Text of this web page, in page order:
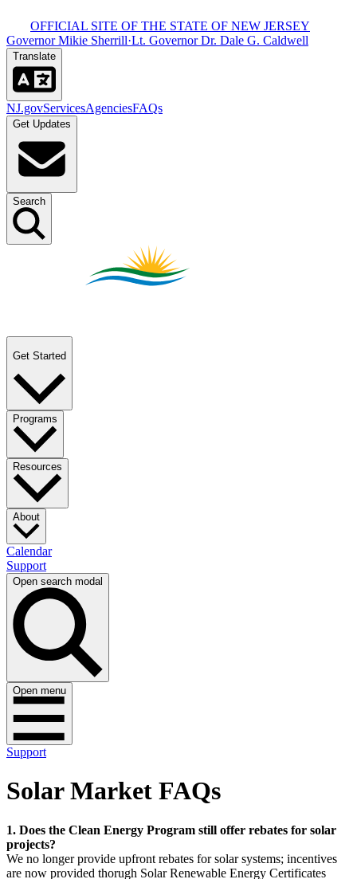
OFFICIAL SITE OF THE STATE OF NEW JERSEY​​​​‌ ‍ ​‍​‍‌‍ ‌ ​‍‌‍‍‌‌‍‌ ‌‍‍‌‌‍ ‍​‍​‍​ ‍‍​‍​‍‌ ​ ‌‍​‌‌‍ ‍‌‍‍‌‌ ‌​‌ ‍‌​‍ ‍‌‍‍‌‌‍ ​‍​‍​‍ ​​‍​‍‌‍‍​‌ ​‍‌‍‌‌‌‍‌‍​‍​‍​ ‍‍​‍​‍‌‍‍​‌ ‌​‌ ‌​‌ ​​​ ‍‍​‍ ​‍ ‌‍ ​‌‍ ‌‍​ ‌‍​‌‌‍ ​‌‍‍​‌‍ ‌ ​ ‌ ‌​​ ‍‍​ ​ ​ ​ ​ ​ ​ ​ ​‍ ‌‍‍‌‌‍ ‍‌ ‌​‌‍‌‌‌‍ ‍‌ ‌​​‍ ‌‍‌‌‌‍‌​‌‍‍‌‌ ‌​​‍ ‌‍ ‌‌‍ ‌‍‌​‌‍‌‌​ ‌‌ ​​‌ ​‍‌‍‌‌‌ ​ ‌‍‌‌‌‍ ‍‌ ‌​‌‍​‌‌ ‌​‌‍‍‌‌‍ ‌‍ ‍​ ‍ ‌‍‍‌‌‍‌​​ ‌‌‍ ‍‌‍‍‍‌​‌ ‌‍ ‌ ‌‍‌​ ​‌‍​‌‌ ‍‌‌‍ ‌ ‌‌‌ ‌​​ ‍ ‌ ‌​‌ ‍‌‌ ​​‌‍‌‌​ ‌‌‍ ‍‌‍‍‍‌‍ ​‌‍​‌‌ ‍‌‌‍ ‌ ‌‌‌ ‌​​ ‍ ‌ ​​‌‍​‌‌ ‌​‌‍‍​​ ‌‌‍‍​‌‍‌‌‌‍​‌‌‍‌​‌‍‌‌‌ ​‍​‍ ‍‌ ​ ‌‍‌‌‌‍​‌‌‍ ​​‍ ‍‌ ‌​‌‍‌‌‌ ‍​‌ ‌​​ ‌‍​‍‌‍​‌‌ ​ ‌‍‌‌‌‌‌‌‌ ​‍‌‍ ​​ ‌‌‍‍​‌ ‌​‌ ‌​‌ ​​​‍‌‌​ ​ ‌​​‌​‍‌‌​ ​‍‌​‌‍​‍‌‌​ ​‍‌​‌‍‌‍ ​‌‍ ‌‍​ ‌‍​‌‌‍ ​‌‍‍​‌‍ ‌ ​ ‌ ‌​​‍‌‌​ ​ ‌​​‌​ ​ ​ ​ ​ ​ ​ ​ ​‍‌‍‌‍‍‌‌‍‌​​ ‌‌‍ ‍‌‍‍‍‌​‌ ‌‍ ‌ ‌‍‌​ ​‌‍​‌‌ ‍‌‌‍ ‌ ‌‌‌ ‌​​‍‌‍‌ ‌​‌ ‍‌‌ ​​‌‍‌‌​ ‌‌‍ ‍‌‍‍‍‌‍ ​‌‍​‌‌ ‍‌‌‍ ‌ ‌‌‌ ‌​​‍‌‍‌ ​​‌‍​‌‌ ‌​‌‍‍​​ ‌‌‍‍​‌‍‌‌‌‍​‌‌‍‌​‌‍‌‌‌ ​‍​‍ ‍‌ ​ ‌‍‌‌‌‍​‌‌‍ ​​‍ ‍‌ ‌​‌‍‌‌‌ ‍​‌ ‌​​‍‌‍‌ ​​‌‍‌‌‌ ​‍‌ ​ ‌ ​​‌‍‌‌‌‍​ ‌ ‌​‌‍‍‌‌ ‌‍‌‍‌‌​ ‌‌ ​​‌ ‌‌‌‍​‍‌‍ ​‌‍‍‌‌ ​ ‌‍‍​‌‍‌‌‌‍‌​​‍​‍‌ ‌
Governor Mikie Sherrill​​​​‌ ‍ ​‍​‍‌‍ ‌ ​‍‌‍‍‌‌‍‌ ‌‍‍‌‌‍ ‍​‍​‍​ ‍‍​‍​‍‌ ​ ‌‍​‌‌‍ ‍‌‍‍‌‌ ‌​‌ ‍‌​‍ ‍‌‍‍‌‌‍ ​‍​‍​‍ ​​‍​‍‌‍‍​‌ ​‍‌‍‌‌‌‍‌‍​‍​‍​ ‍‍​‍​‍‌‍‍​‌ ‌​‌ ‌​‌ ​​​ ‍‍​‍ ​‍ ‌‍ ​‌‍ ‌‍​ ‌‍​‌‌‍ ​‌‍‍​‌‍ ‌ ​ ‌ ‌​​ ‍‍​ ​ ​ ​ ​ ​ ​ ​ ​‍ ‌‍‍‌‌‍ ‍‌ ‌​‌‍‌‌‌‍ ‍‌ ‌​​‍ ‌‍‌‌‌‍‌​‌‍‍‌‌ ‌​​‍ ‌‍ ‌‌‍ ‌‍‌​‌‍‌‌​ ‌‌ ​​‌ ​‍‌‍‌‌‌ ​ ‌‍‌‌‌‍ ‍‌ ‌​‌‍​‌‌ ‌​‌‍‍‌‌‍ ‌‍ ‍​ ‍ ‌‍‍‌‌‍‌​​ ‌‌‍ ‍‌‍‍‍‌​‌ ‌‍ ‌ ‌‍‌​ ​‌‍​‌‌ ‍‌‌‍ ‌ ‌‌‌ ‌​​ ‍ ‌ ‌​‌ ‍‌‌ ​​‌‍‌‌​ ‌‌‍ ‍‌‍‍‍‌‍ ​‌‍​‌‌ ‍‌‌‍ ‌ ‌‌‌ ‌​​ ‍ ‌ ​​‌‍​‌‌ ‌​‌‍‍​​ ‌‌‍‍​‌‍‌‌‌‍​‌‌‍‌​‌‍‌‌‌ ​‍​‍ ‍‌‍ ​‌‍‌‌‌‍​‌‌‍‌​‌‍‌‌‌ ​‍‌ ​ ​‍ ‍‌‍‌ ‌‍ ‌ ‌‍‌‍‌‌‌ ​‍‌‍ ‍‌‍ ‌ ​‍​ ‌‍​‍‌‍​‌‌ ​ ‌‍‌‌‌‌‌‌‌ ​‍‌‍ ​​ ‌‌‍‍​‌ ‌​‌ ‌​‌ ​​​‍‌‌​ ​ ‌​​‌​‍‌‌​ ​‍‌​‌‍​‍‌‌​ ​‍‌​‌‍‌‍ ​‌‍ ‌‍​ ‌‍​‌‌‍ ​‌‍‍​‌‍ ‌ ​ ‌ ‌​​‍‌‌​ ​ ‌​​‌​ ​ ​ ​ ​ ​ ​ ​ ​‍‌‍‌‍‍‌‌‍‌​​ ‌‌‍ ‍‌‍‍‍‌​‌ ‌‍ ‌ ‌‍‌​ ​‌‍​‌‌ ‍‌‌‍ ‌ ‌‌‌ ‌​​‍‌‍‌ ‌​‌ ‍‌‌ ​​‌‍‌‌​ ‌‌‍ ‍‌‍‍‍‌‍ ​‌‍​‌‌ ‍‌‌‍ ‌ ‌‌‌ ‌​​‍‌‍‌ ​​‌‍​‌‌ ‌​‌‍‍​​ ‌‌‍‍​‌‍‌‌‌‍​‌‌‍‌​‌‍‌‌‌ ​‍​‍ ‍‌‍ ​‌‍‌‌‌‍​‌‌‍‌​‌‍‌‌‌ ​‍‌ ​ ​‍ ‍‌‍‌ ‌‍ ‌ ‌‍‌‍‌‌‌ ​‍‌‍ ‍‌‍ ‌ ​‍​‍‌‍‌ ​​‌‍‌‌‌ ​‍‌ ​ ‌ ​​‌‍‌‌‌‍​ ‌ ‌​‌‍‍‌‌ ‌‍‌‍‌‌​ ‌‌ ​​‌ ‌‌‌‍​‍‌‍ ​‌‍‍‌‌ ​ ‌‍‍​‌‍‌‌‌‍‌​​‍​‍‌ ‌·Lt. Governor Dr. Dale G. Caldwell​​​​‌ ‍ ​‍​‍‌‍ ‌ ​‍‌‍‍‌‌‍‌ ‌‍‍‌‌‍ ‍​‍​‍​ ‍‍​‍​‍‌ ​ ‌‍​‌‌‍ ‍‌‍‍‌‌ ‌​‌ ‍‌​‍ ‍‌‍‍‌‌‍ ​‍​‍​‍ ​​‍​‍‌‍‍​‌ ​‍‌‍‌‌‌‍‌‍​‍​‍​ ‍‍​‍​‍‌‍‍​‌ ‌​‌ ‌​‌ ​​​ ‍‍​‍ ​‍ ‌‍ ​‌‍ ‌‍​ ‌‍​‌‌‍ ​‌‍‍​‌‍ ‌ ​ ‌ ‌​​ ‍‍​ ​ ​ ​ ​ ​ ​ ​ ​‍ ‌‍‍‌‌‍ ‍‌ ‌​‌‍‌‌‌‍ ‍‌ ‌​​‍ ‌‍‌‌‌‍‌​‌‍‍‌‌ ‌​​‍ ‌‍ ‌‌‍ ‌‍‌​‌‍‌‌​ ‌‌ ​​‌ ​‍‌‍‌‌‌ ​ ‌‍‌‌‌‍ ‍‌ ‌​‌‍​‌‌ ‌​‌‍‍‌‌‍ ‌‍ ‍​ ‍ ‌‍‍‌‌‍‌​​ ‌‌‍ ‍‌‍‍‍‌​‌ ‌‍ ‌ ‌‍‌​ ​‌‍​‌‌ ‍‌‌‍ ‌ ‌‌‌ ‌​​ ‍ ‌ ‌​‌ ‍‌‌ ​​‌‍‌‌​ ‌‌‍ ‍‌‍‍‍‌‍ ​‌‍​‌‌ ‍‌‌‍ ‌ ‌‌‌ ‌​​ ‍ ‌ ​​‌‍​‌‌ ‌​‌‍‍​​ ‌‌‍‍​‌‍‌‌‌‍​‌‌‍‌​‌‍‌‌‌ ​‍​‍ ‍‌‍ ​‌‍‌‌‌‍​‌‌‍‌​‌‍‌‌‌ ​‍‌ ​ ​‍ ‍‌‍ ​‌ ‌​‌​‌ ‌‍ ‌ ‌‍‌‍‌‌‌ ​‍‌‍ ‍‌‍ ‌ ​‍​ ‌‍​‍‌‍​‌‌ ​ ‌‍‌‌‌‌‌‌‌ ​‍‌‍ ​​ ‌‌‍‍​‌ ‌​‌ ‌​‌ ​​​‍‌‌​ ​ ‌​​‌​‍‌‌​ ​‍‌​‌‍​‍‌‌​ ​‍‌​‌‍‌‍ ​‌‍ ‌‍​ ‌‍​‌‌‍ ​‌‍‍​‌‍ ‌ ​ ‌ ‌​​‍‌‌​ ​ ‌​​‌​ ​ ​ ​ ​ ​ ​ ​ ​‍‌‍‌‍‍‌‌‍‌​​ ‌‌‍ ‍‌‍‍‍‌​‌ ‌‍ ‌ ‌‍‌​ ​‌‍​‌‌ ‍‌‌‍ ‌ ‌‌‌ ‌​​‍‌‍‌ ‌​‌ ‍‌‌ ​​‌‍‌‌​ ‌‌‍ ‍‌‍‍‍‌‍ ​‌‍​‌‌ ‍‌‌‍ ‌ ‌‌‌ ‌​​‍‌‍‌ ​​‌‍​‌‌ ‌​‌‍‍​​ ‌‌‍‍​‌‍‌‌‌‍​‌‌‍‌​‌‍‌‌‌ ​‍​‍ ‍‌‍ ​‌‍‌‌‌‍​‌‌‍‌​‌‍‌‌‌ ​‍‌ ​ ​‍ ‍‌‍ ​‌ ‌​‌​‌ ‌‍ ‌ ‌‍‌‍‌‌‌ ​‍‌‍ ‍‌‍ ‌ ​‍​‍‌‍‌ ​​‌‍‌‌‌ ​‍‌ ​ ‌ ​​‌‍‌‌‌‍​ ‌ ‌​‌‍‍‌‌ ‌‍‌‍‌‌​ ‌‌ ​​‌ ‌‌‌‍​‍‌‍ ​‌‍‍‌‌ ​ ‌‍‍​‌‍‌‌‌‍‌​​‍​‍‌ ‌
Translate​​​​‌ ‍ ​‍​‍‌‍ ‌ ​‍‌‍‍‌‌‍‌ ‌‍‍‌‌‍ ‍​‍​‍​ ‍‍​‍​‍‌ ​ ‌‍​‌‌‍ ‍‌‍‍‌‌ ‌​‌ ‍‌​‍ ‍‌‍‍‌‌‍ ​‍​‍​‍ ​​‍​‍‌‍‍​‌ ​‍‌‍‌‌‌‍‌‍​‍​‍​ ‍‍​‍​‍‌‍‍​‌ ‌​‌ ‌​‌ ​​​ ‍‍​‍ ​‍ ‌‍ ​‌‍ ‌‍​ ‌‍​‌‌‍ ​‌‍‍​‌‍ ‌ ​ ‌ ‌​​ ‍‍​ ​ ​ ​ ​ ​ ​ ​ ​‍ ‌‍‍‌‌‍ ‍‌ ‌​‌‍‌‌‌‍ ‍‌ ‌​​‍ ‌‍‌‌‌‍‌​‌‍‍‌‌ ‌​​‍ ‌‍ ‌‌‍ ‌‍‌​‌‍‌‌​ ‌‌ ​​‌ ​‍‌‍‌‌‌ ​ ‌‍‌‌‌‍ ‍‌ ‌​‌‍​‌‌ ‌​‌‍‍‌‌‍ ‌‍ ‍​ ‍ ‌‍‍‌‌‍‌​​ ‌‌‍ ‍‌‍‍‍‌​‌ ‌‍ ‌ ‌‍‌​ ​‌‍​‌‌ ‍‌‌‍ ‌ ‌‌‌ ‌​​ ‍ ‌ ‌​‌ ‍‌‌ ​​‌‍‌‌​ ‌‌‍ ‍‌‍‍‍‌‍ ​‌‍​‌‌ ‍‌‌‍ ‌ ‌‌‌ ‌​​ ‍ ‌ ​​‌‍​‌‌ ‌​‌‍‍​​ ‌‌‍‍​‌‍‌‌‌‍​‌‌‍‌​‌‍‌‌‌ ​‍​‍ ‍‌ ‌​‌ ​‍‌‍​‌‌‍ ‍‌ ​ ‌‍ ​‌‍​‌‌ ‌​‌‍‍‌‌‍ ‌‍ ‍‌ ​ ​‍ ‍‌‍​‍‌ ‌​‌‍ ‍​ ‌‍​‍‌‍​‌‌ ​ ‌‍‌‌‌‌‌‌‌ ​‍‌‍ ​​ ‌‌‍‍​‌ ‌​‌ ‌​‌ ​​​‍‌‌​ ​ ‌​​‌​‍‌‌​ ​‍‌​‌‍​‍‌‌​ ​‍‌​‌‍‌‍ ​‌‍ ‌‍​ ‌‍​‌‌‍ ​‌‍‍​‌‍ ‌ ​ ‌ ‌​​‍‌‌​ ​ ‌​​‌​ ​ ​ ​ ​ ​ ​ ​ ​‍‌‍‌‍‍‌‌‍‌​​ ‌‌‍ ‍‌‍‍‍‌​‌ ‌‍ ‌ ‌‍‌​ ​‌‍​‌‌ ‍‌‌‍ ‌ ‌‌‌ ‌​​‍‌‍‌ ‌​‌ ‍‌‌ ​​‌‍‌‌​ ‌‌‍ ‍‌‍‍‍‌‍ ​‌‍​‌‌ ‍‌‌‍ ‌ ‌‌‌ ‌​​‍‌‍‌ ​​‌‍​‌‌ ‌​‌‍‍​​ ‌‌‍‍​‌‍‌‌‌‍​‌‌‍‌​‌‍‌‌‌ ​‍​‍ ‍‌ ‌​‌ ​‍‌‍​‌‌‍ ‍‌ ​ ‌‍ ​‌‍​‌‌ ‌​‌‍‍‌‌‍ ‌‍ ‍‌ ​ ​‍ ‍‌‍​‍‌ ‌​‌‍ ‍​‍‌‍‌ ​​‌‍‌‌‌ ​‍‌ ​ ‌ ​​‌‍‌‌‌‍​ ‌ ‌​‌‍‍‌‌ ‌‍‌‍‌‌​ ‌‌ ​​‌ ‌‌‌‍​‍‌‍ ​‌‍‍‌‌ ​ ‌‍‍​‌‍‌‌‌‍‌​​‍​‍‌ ‌
NJ.gov​​​​‌ ‍ ​‍​‍‌‍ ‌ ​‍‌‍‍‌‌‍‌ ‌‍‍‌‌‍ ‍​‍​‍​ ‍‍​‍​‍‌ ​ ‌‍​‌‌‍ ‍‌‍‍‌‌ ‌​‌ ‍‌​‍ ‍‌‍‍‌‌‍ ​‍​‍​‍ ​​‍​‍‌‍‍​‌ ​‍‌‍‌‌‌‍‌‍​‍​‍​ ‍‍​‍​‍‌‍‍​‌ ‌​‌ ‌​‌ ​​​ ‍‍​‍ ​‍ ‌‍ ​‌‍ ‌‍​ ‌‍​‌‌‍ ​‌‍‍​‌‍ ‌ ​ ‌ ‌​​ ‍‍​ ​ ​ ​ ​ ​ ​ ​ ​‍ ‌‍‍‌‌‍ ‍‌ ‌​‌‍‌‌‌‍ ‍‌ ‌​​‍ ‌‍‌‌‌‍‌​‌‍‍‌‌ ‌​​‍ ‌‍ ‌‌‍ ‌‍‌​‌‍‌‌​ ‌‌ ​​‌ ​‍‌‍‌‌‌ ​ ‌‍‌‌‌‍ ‍‌ ‌​‌‍​‌‌ ‌​‌‍‍‌‌‍ ‌‍ ‍​ ‍ ‌‍‍‌‌‍‌​​ ‌‌‍ ‍‌‍‍‍‌​‌ ‌‍ ‌ ‌‍‌​ ​‌‍​‌‌ ‍‌‌‍ ‌ ‌‌‌ ‌​​ ‍ ‌ ‌​‌ ‍‌‌ ​​‌‍‌‌​ ‌‌‍ ‍‌‍‍‍‌‍ ​‌‍​‌‌ ‍‌‌‍ ‌ ‌‌‌ ‌​​ ‍ ‌ ​​‌‍​‌‌ ‌​‌‍‍​​ ‌‌‍‍​‌‍‌‌‌‍​‌‌‍‌​‌‍‌‌‌ ​‍​‍ ‍‌‍ ​‌‍‍‌‌‍ ‍‌‍‍ ‌ ​ ​‍‌‌​ ‌‌‌​​‍‌‌ ‌‍‍ ‌‍‌‌‌ ‍‌​‍‌‌​ ​ ‌​‌​​‍‌‌​ ​ ‌​‌​​‍‌‌​ ​‍​ ​‍​ ​‍‌‍‌‍‌‍​ ‌‍​ ​ ​ ‌‍​‍​ ‍​‌‍‌‌​ ​​​ ​ ‌‍​‍​ ​​​‍‌‌​ ​‍​ ​‍​‍‌‌​ ‌‌‌​‌​​‍ ‍‌ ‌​‌‍‌‌‌ ‍​‌ ‌​​ ‌‍​‍‌‍​‌‌ ​ ‌‍‌‌‌‌‌‌‌ ​‍‌‍ ​​ ‌‌‍‍​‌ ‌​‌ ‌​‌ ​​​‍‌‌​ ​ ‌​​‌​‍‌‌​ ​‍‌​‌‍​‍‌‌​ ​‍‌​‌‍‌‍ ​‌‍ ‌‍​ ‌‍​‌‌‍ ​‌‍‍​‌‍ ‌ ​ ‌ ‌​​‍‌‌​ ​ ‌​​‌​ ​ ​ ​ ​ ​ ​ ​ ​‍‌‍‌‍‍‌‌‍‌​​ ‌‌‍ ‍‌‍‍‍‌​‌ ‌‍ ‌ ‌‍‌​ ​‌‍​‌‌ ‍‌‌‍ ‌ ‌‌‌ ‌​​‍‌‍‌ ‌​‌ ‍‌‌ ​​‌‍‌‌​ ‌‌‍ ‍‌‍‍‍‌‍ ​‌‍​‌‌ ‍‌‌‍ ‌ ‌‌‌ ‌​​‍‌‍‌ ​​‌‍​‌‌ ‌​‌‍‍​​ ‌‌‍‍​‌‍‌‌‌‍​‌‌‍‌​‌‍‌‌‌ ​‍​‍ ‍‌‍ ​‌‍‍‌‌‍ ‍‌‍‍ ‌ ​ ​‍‌‌​ ‌‌‌​​‍‌‌ ‌‍‍ ‌‍‌‌‌ ‍‌​‍‌‌​ ​ ‌​‌​​‍‌‌​ ​ ‌​‌​​‍‌‌​ ​‍​ ​‍​ ​‍‌‍‌‍‌‍​ ‌‍​ ​ ​ ‌‍​‍​ ‍​‌‍‌‌​ ​​​ ​ ‌‍​‍​ ​​​‍‌‌​ ​‍​ ​‍​‍‌‌​ ‌‌‌​‌​​‍ ‍‌ ‌​‌‍‌‌‌ ‍​‌ ‌​​‍‌‍‌ ​​‌‍‌‌‌ ​‍‌ ​ ‌ ​​‌‍‌‌‌‍​ ‌ ‌​‌‍‍‌‌ ‌‍‌‍‌‌​ ‌‌ ​​‌ ‌‌‌‍​‍‌‍ ​‌‍‍‌‌ ​ ‌‍‍​‌‍‌‌‌‍‌​​‍​‍‌ ‌Services​​​​‌ ‍ ​‍​‍‌‍ ‌ ​‍‌‍‍‌‌‍‌ ‌‍‍‌‌‍ ‍​‍​‍​ ‍‍​‍​‍‌ ​ ‌‍​‌‌‍ ‍‌‍‍‌‌ ‌​‌ ‍‌​‍ ‍‌‍‍‌‌‍ ​‍​‍​‍ ​​‍​‍‌‍‍​‌ ​‍‌‍‌‌‌‍‌‍​‍​‍​ ‍‍​‍​‍‌‍‍​‌ ‌​‌ ‌​‌ ​​​ ‍‍​‍ ​‍ ‌‍ ​‌‍ ‌‍​ ‌‍​‌‌‍ ​‌‍‍​‌‍ ‌ ​ ‌ ‌​​ ‍‍​ ​ ​ ​ ​ ​ ​ ​ ​‍ ‌‍‍‌‌‍ ‍‌ ‌​‌‍‌‌‌‍ ‍‌ ‌​​‍ ‌‍‌‌‌‍‌​‌‍‍‌‌ ‌​​‍ ‌‍ ‌‌‍ ‌‍‌​‌‍‌‌​ ‌‌ ​​‌ ​‍‌‍‌‌‌ ​ ‌‍‌‌‌‍ ‍‌ ‌​‌‍​‌‌ ‌​‌‍‍‌‌‍ ‌‍ ‍​ ‍ ‌‍‍‌‌‍‌​​ ‌‌‍ ‍‌‍‍‍‌​‌ ‌‍ ‌ ‌‍‌​ ​‌‍​‌‌ ‍‌‌‍ ‌ ‌‌‌ ‌​​ ‍ ‌ ‌​‌ ‍‌‌ ​​‌‍‌‌​ ‌‌‍ ‍‌‍‍‍‌‍ ​‌‍​‌‌ ‍‌‌‍ ‌ ‌‌‌ ‌​​ ‍ ‌ ​​‌‍​‌‌ ‌​‌‍‍​​ ‌‌‍‍​‌‍‌‌‌‍​‌‌‍‌​‌‍‌‌‌ ​‍​‍ ‍‌‍ ​‌‍‍‌‌‍ ‍‌‍‍ ‌ ​ ​‍‌‌​ ‌‌‌​​‍‌‌ ‌‍‍ ‌‍‌‌‌ ‍‌​‍‌‌​ ​ ‌​‌​​‍‌‌​ ​ ‌​‌​​‍‌‌​ ​‍​ ​‍​ ​‍​ ‍​​ ‌ ​ ‍‌​ ​‍‌‍​ ‌‍​ ‌‍‌‍​ ​ ​ ‌ ​ ‌​​ ‌​​‍‌‌​ ​‍​ ​‍​‍‌‌​ ‌‌‌​‌​​‍ ‍‌ ‌​‌‍‌‌‌ ‍​‌ ‌​​ ‌‍​‍‌‍​‌‌ ​ ‌‍‌‌‌‌‌‌‌ ​‍‌‍ ​​ ‌‌‍‍​‌ ‌​‌ ‌​‌ ​​​‍‌‌​ ​ ‌​​‌​‍‌‌​ ​‍‌​‌‍​‍‌‌​ ​‍‌​‌‍‌‍ ​‌‍ ‌‍​ ‌‍​‌‌‍ ​‌‍‍​‌‍ ‌ ​ ‌ ‌​​‍‌‌​ ​ ‌​​‌​ ​ ​ ​ ​ ​ ​ ​ ​‍‌‍‌‍‍‌‌‍‌​​ ‌‌‍ ‍‌‍‍‍‌​‌ ‌‍ ‌ ‌‍‌​ ​‌‍​‌‌ ‍‌‌‍ ‌ ‌‌‌ ‌​​‍‌‍‌ ‌​‌ ‍‌‌ ​​‌‍‌‌​ ‌‌‍ ‍‌‍‍‍‌‍ ​‌‍​‌‌ ‍‌‌‍ ‌ ‌‌‌ ‌​​‍‌‍‌ ​​‌‍​‌‌ ‌​‌‍‍​​ ‌‌‍‍​‌‍‌‌‌‍​‌‌‍‌​‌‍‌‌‌ ​‍​‍ ‍‌‍ ​‌‍‍‌‌‍ ‍‌‍‍ ‌ ​ ​‍‌‌​ ‌‌‌​​‍‌‌ ‌‍‍ ‌‍‌‌‌ ‍‌​‍‌‌​ ​ ‌​‌​​‍‌‌​ ​ ‌​‌​​‍‌‌​ ​‍​ ​‍​ ​‍​ ‍​​ ‌ ​ ‍‌​ ​‍‌‍​ ‌‍​ ‌‍‌‍​ ​ ​ ‌ ​ ‌​​ ‌​​‍‌‌​ ​‍​ ​‍​‍‌‌​ ‌‌‌​‌​​‍ ‍‌ ‌​‌‍‌‌‌ ‍​‌ ‌​​‍‌‍‌ ​​‌‍‌‌‌ ​‍‌ ​ ‌ ​​‌‍‌‌‌‍​ ‌ ‌​‌‍‍‌‌ ‌‍‌‍‌‌​ ‌‌ ​​‌ ‌‌‌‍​‍‌‍ ​‌‍‍‌‌ ​ ‌‍‍​‌‍‌‌‌‍‌​​‍​‍‌ ‌Agencies​​​​‌ ‍ ​‍​‍‌‍ ‌ ​‍‌‍‍‌‌‍‌ ‌‍‍‌‌‍ ‍​‍​‍​ ‍‍​‍​‍‌ ​ ‌‍​‌‌‍ ‍‌‍‍‌‌ ‌​‌ ‍‌​‍ ‍‌‍‍‌‌‍ ​‍​‍​‍ ​​‍​‍‌‍‍​‌ ​‍‌‍‌‌‌‍‌‍​‍​‍​ ‍‍​‍​‍‌‍‍​‌ ‌​‌ ‌​‌ ​​​ ‍‍​‍ ​‍ ‌‍ ​‌‍ ‌‍​ ‌‍​‌‌‍ ​‌‍‍​‌‍ ‌ ​ ‌ ‌​​ ‍‍​ ​ ​ ​ ​ ​ ​ ​ ​‍ ‌‍‍‌‌‍ ‍‌ ‌​‌‍‌‌‌‍ ‍‌ ‌​​‍ ‌‍‌‌‌‍‌​‌‍‍‌‌ ‌​​‍ ‌‍ ‌‌‍ ‌‍‌​‌‍‌‌​ ‌‌ ​​‌ ​‍‌‍‌‌‌ ​ ‌‍‌‌‌‍ ‍‌ ‌​‌‍​‌‌ ‌​‌‍‍‌‌‍ ‌‍ ‍​ ‍ ‌‍‍‌‌‍‌​​ ‌‌‍ ‍‌‍‍‍‌​‌ ‌‍ ‌ ‌‍‌​ ​‌‍​‌‌ ‍‌‌‍ ‌ ‌‌‌ ‌​​ ‍ ‌ ‌​‌ ‍‌‌ ​​‌‍‌‌​ ‌‌‍ ‍‌‍‍‍‌‍ ​‌‍​‌‌ ‍‌‌‍ ‌ ‌‌‌ ‌​​ ‍ ‌ ​​‌‍​‌‌ ‌​‌‍‍​​ ‌‌‍‍​‌‍‌‌‌‍​‌‌‍‌​‌‍‌‌‌ ​‍​‍ ‍‌‍ ​‌‍‍‌‌‍ ‍‌‍‍ ‌ ​ ​‍‌‌​ ‌‌‌​​‍‌‌ ‌‍‍ ‌‍‌‌‌ ‍‌​‍‌‌​ ​ ‌​‌​​‍‌‌​ ​ ‌​‌​​‍‌‌​ ​‍​ ​‍​ ‌ ‌‍‌​​ ​‌‌‍‌‍​ ​ ​ ​​‌‍​ ‌‍​‍​ ‌ ‌‍‌​​ ‍​​ ​ ​‍‌‌​ ​‍​ ​‍​‍‌‌​ ‌‌‌​‌​​‍ ‍‌ ‌​‌‍‌‌‌ ‍​‌ ‌​​ ‌‍​‍‌‍​‌‌ ​ ‌‍‌‌‌‌‌‌‌ ​‍‌‍ ​​ ‌‌‍‍​‌ ‌​‌ ‌​‌ ​​​‍‌‌​ ​ ‌​​‌​‍‌‌​ ​‍‌​‌‍​‍‌‌​ ​‍‌​‌‍‌‍ ​‌‍ ‌‍​ ‌‍​‌‌‍ ​‌‍‍​‌‍ ‌ ​ ‌ ‌​​‍‌‌​ ​ ‌​​‌​ ​ ​ ​ ​ ​ ​ ​ ​‍‌‍‌‍‍‌‌‍‌​​ ‌‌‍ ‍‌‍‍‍‌​‌ ‌‍ ‌ ‌‍‌​ ​‌‍​‌‌ ‍‌‌‍ ‌ ‌‌‌ ‌​​‍‌‍‌ ‌​‌ ‍‌‌ ​​‌‍‌‌​ ‌‌‍ ‍‌‍‍‍‌‍ ​‌‍​‌‌ ‍‌‌‍ ‌ ‌‌‌ ‌​​‍‌‍‌ ​​‌‍​‌‌ ‌​‌‍‍​​ ‌‌‍‍​‌‍‌‌‌‍​‌‌‍‌​‌‍‌‌‌ ​‍​‍ ‍‌‍ ​‌‍‍‌‌‍ ‍‌‍‍ ‌ ​ ​‍‌‌​ ‌‌‌​​‍‌‌ ‌‍‍ ‌‍‌‌‌ ‍‌​‍‌‌​ ​ ‌​‌​​‍‌‌​ ​ ‌​‌​​‍‌‌​ ​‍​ ​‍​ ‌ ‌‍‌​​ ​‌‌‍‌‍​ ​ ​ ​​‌‍​ ‌‍​‍​ ‌ ‌‍‌​​ ‍​​ ​ ​‍‌‌​ ​‍​ ​‍​‍‌‌​ ‌‌‌​‌​​‍ ‍‌ ‌​‌‍‌‌‌ ‍​‌ ‌​​‍‌‍‌ ​​‌‍‌‌‌ ​‍‌ ​ ‌ ​​‌‍‌‌‌‍​ ‌ ‌​‌‍‍‌‌ ‌‍‌‍‌‌​ ‌‌ ​​‌ ‌‌‌‍​‍‌‍ ​‌‍‍‌‌ ​ ‌‍‍​‌‍‌‌‌‍‌​​‍​‍‌ ‌FAQs​​​​‌ ‍ ​‍​‍‌‍ ‌ ​‍‌‍‍‌‌‍‌ ‌‍‍‌‌‍ ‍​‍​‍​ ‍‍​‍​‍‌ ​ ‌‍​‌‌‍ ‍‌‍‍‌‌ ‌​‌ ‍‌​‍ ‍‌‍‍‌‌‍ ​‍​‍​‍ ​​‍​‍‌‍‍​‌ ​‍‌‍‌‌‌‍‌‍​‍​‍​ ‍‍​‍​‍‌‍‍​‌ ‌​‌ ‌​‌ ​​​ ‍‍​‍ ​‍ ‌‍ ​‌‍ ‌‍​ ‌‍​‌‌‍ ​‌‍‍​‌‍ ‌ ​ ‌ ‌​​ ‍‍​ ​ ​ ​ ​ ​ ​ ​ ​‍ ‌‍‍‌‌‍ ‍‌ ‌​‌‍‌‌‌‍ ‍‌ ‌​​‍ ‌‍‌‌‌‍‌​‌‍‍‌‌ ‌​​‍ ‌‍ ‌‌‍ ‌‍‌​‌‍‌‌​ ‌‌ ​​‌ ​‍‌‍‌‌‌ ​ ‌‍‌‌‌‍ ‍‌ ‌​‌‍​‌‌ ‌​‌‍‍‌‌‍ ‌‍ ‍​ ‍ ‌‍‍‌‌‍‌​​ ‌‌‍ ‍‌‍‍‍‌​‌ ‌‍ ‌ ‌‍‌​ ​‌‍​‌‌ ‍‌‌‍ ‌ ‌‌‌ ‌​​ ‍ ‌ ‌​‌ ‍‌‌ ​​‌‍‌‌​ ‌‌‍ ‍‌‍‍‍‌‍ ​‌‍​‌‌ ‍‌‌‍ ‌ ‌‌‌ ‌​​ ‍ ‌ ​​‌‍​‌‌ ‌​‌‍‍​​ ‌‌‍‍​‌‍‌‌‌‍​‌‌‍‌​‌‍‌‌‌ ​‍​‍ ‍‌‍ ​‌‍‍‌‌‍ ‍‌‍‍ ‌ ​ ​‍‌‌​ ‌‌‌​​‍‌‌ ‌‍‍ ‌‍‌‌‌ ‍‌​‍‌‌​ ​ ‌​‌​​‍‌‌​ ​ ‌​‌​​‍‌‌​ ​‍​ ​‍‌‍​ ​ ‌‍​ ‍​‌‍​ ‌‍​‍​ ​‌​ ​​​ ‌‌‌‍​ ​ ‌‌​ ​‌‌‍​‍​‍‌‌​ ​‍​ ​‍​‍‌‌​ ‌‌‌​‌​​‍ ‍‌ ‌​‌‍‌‌‌ ‍​‌ ‌​​ ‌‍​‍‌‍​‌‌ ​ ‌‍‌‌‌‌‌‌‌ ​‍‌‍ ​​ ‌‌‍‍​‌ ‌​‌ ‌​‌ ​​​‍‌‌​ ​ ‌​​‌​‍‌‌​ ​‍‌​‌‍​‍‌‌​ ​‍‌​‌‍‌‍ ​‌‍ ‌‍​ ‌‍​‌‌‍ ​‌‍‍​‌‍ ‌ ​ ‌ ‌​​‍‌‌​ ​ ‌​​‌​ ​ ​ ​ ​ ​ ​ ​ ​‍‌‍‌‍‍‌‌‍‌​​ ‌‌‍ ‍‌‍‍‍‌​‌ ‌‍ ‌ ‌‍‌​ ​‌‍​‌‌ ‍‌‌‍ ‌ ‌‌‌ ‌​​‍‌‍‌ ‌​‌ ‍‌‌ ​​‌‍‌‌​ ‌‌‍ ‍‌‍‍‍‌‍ ​‌‍​‌‌ ‍‌‌‍ ‌ ‌‌‌ ‌​​‍‌‍‌ ​​‌‍​‌‌ ‌​‌‍‍​​ ‌‌‍‍​‌‍‌‌‌‍​‌‌‍‌​‌‍‌‌‌ ​‍​‍ ‍‌‍ ​‌‍‍‌‌‍ ‍‌‍‍ ‌ ​ ​‍‌‌​ ‌‌‌​​‍‌‌ ‌‍‍ ‌‍‌‌‌ ‍‌​‍‌‌​ ​ ‌​‌​​‍‌‌​ ​ ‌​‌​​‍‌‌​ ​‍​ ​‍‌‍​ ​ ‌‍​ ‍​‌‍​ ‌‍​‍​ ​‌​ ​​​ ‌‌‌‍​ ​ ‌‌​ ​‌‌‍​‍​‍‌‌​ ​‍​ ​‍​‍‌‌​ ‌‌‌​‌​​‍ ‍‌ ‌​‌‍‌‌‌ ‍​‌ ‌​​‍‌‍‌ ​​‌‍‌‌‌ ​‍‌ ​ ‌ ​​‌‍‌‌‌‍​ ‌ ‌​‌‍‍‌‌ ‌‍‌‍‌‌​ ‌‌ ​​‌ ‌‌‌‍​‍‌‍ ​‌‍‍‌‌ ​ ‌‍‍​‌‍‌‌‌‍‌​​‍​‍‌ ‌
Get Updates​​​​‌ ‍ ​‍​‍‌‍ ‌ ​‍‌‍‍‌‌‍‌ ‌‍‍‌‌‍ ‍​‍​‍​ ‍‍​‍​‍‌ ​ ‌‍​‌‌‍ ‍‌‍‍‌‌ ‌​‌ ‍‌​‍ ‍‌‍‍‌‌‍ ​‍​‍​‍ ​​‍​‍‌‍‍​‌ ​‍‌‍‌‌‌‍‌‍​‍​‍​ ‍‍​‍​‍‌‍‍​‌ ‌​‌ ‌​‌ ​​​ ‍‍​‍ ​‍ ‌‍ ​‌‍ ‌‍​ ‌‍​‌‌‍ ​‌‍‍​‌‍ ‌ ​ ‌ ‌​​ ‍‍​ ​ ​ ​ ​ ​ ​ ​ ​‍ ‌‍‍‌‌‍ ‍‌ ‌​‌‍‌‌‌‍ ‍‌ ‌​​‍ ‌‍‌‌‌‍‌​‌‍‍‌‌ ‌​​‍ ‌‍ ‌‌‍ ‌‍‌​‌‍‌‌​ ‌‌ ​​‌ ​‍‌‍‌‌‌ ​ ‌‍‌‌‌‍ ‍‌ ‌​‌‍​‌‌ ‌​‌‍‍‌‌‍ ‌‍ ‍​ ‍ ‌‍‍‌‌‍‌​​ ‌‌‍ ‍‌‍‍‍‌​‌ ‌‍ ‌ ‌‍‌​ ​‌‍​‌‌ ‍‌‌‍ ‌ ‌‌‌ ‌​​ ‍ ‌ ‌​‌ ‍‌‌ ​​‌‍‌‌​ ‌‌‍ ‍‌‍‍‍‌‍ ​‌‍​‌‌ ‍‌‌‍ ‌ ‌‌‌ ‌​​ ‍ ‌ ​​‌‍​‌‌ ‌​‌‍‍​​ ‌‌‍‍​‌‍‌‌‌‍​‌‌‍‌​‌‍‌‌‌ ​‍​‍ ‍‌‍ ‍‌‍‌‌‌ ‌ ‌ ​ ‌‍ ​‌‍‌‌‌ ‌​‌ ‌​‌‍‌‌‌ ​‍​‍ ‍‌‍​‍‌ ‌​‌‍ ‍​ ‌‍​‍‌‍​‌‌ ​ ‌‍‌‌‌‌‌‌‌ ​‍‌‍ ​​ ‌‌‍‍​‌ ‌​‌ ‌​‌ ​​​‍‌‌​ ​ ‌​​‌​‍‌‌​ ​‍‌​‌‍​‍‌‌​ ​‍‌​‌‍‌‍ ​‌‍ ‌‍​ ‌‍​‌‌‍ ​‌‍‍​‌‍ ‌ ​ ‌ ‌​​‍‌‌​ ​ ‌​​‌​ ​ ​ ​ ​ ​ ​ ​ ​‍‌‍‌‍‍‌‌‍‌​​ ‌‌‍ ‍‌‍‍‍‌​‌ ‌‍ ‌ ‌‍‌​ ​‌‍​‌‌ ‍‌‌‍ ‌ ‌‌‌ ‌​​‍‌‍‌ ‌​‌ ‍‌‌ ​​‌‍‌‌​ ‌‌‍ ‍‌‍‍‍‌‍ ​‌‍​‌‌ ‍‌‌‍ ‌ ‌‌‌ ‌​​‍‌‍‌ ​​‌‍​‌‌ ‌​‌‍‍​​ ‌‌‍‍​‌‍‌‌‌‍​‌‌‍‌​‌‍‌‌‌ ​‍​‍ ‍‌‍ ‍‌‍‌‌‌ ‌ ‌ ​ ‌‍ ​‌‍‌‌‌ ‌​‌ ‌​‌‍‌‌‌ ​‍​‍ ‍‌‍​‍‌ ‌​‌‍ ‍​‍‌‍‌ ​​‌‍‌‌‌ ​‍‌ ​ ‌ ​​‌‍‌‌‌‍​ ‌ ‌​‌‍‍‌‌ ‌‍‌‍‌‌​ ‌‌ ​​‌ ‌‌‌‍​‍‌‍ ​‌‍‍‌‌ ​ ‌‍‍​‌‍‌‌‌‍‌​​‍​‍‌ ‌
Search​​​​‌ ‍ ​‍​‍‌‍ ‌ ​‍‌‍‍‌‌‍‌ ‌‍‍‌‌‍ ‍​‍​‍​ ‍‍​‍​‍‌ ​ ‌‍​‌‌‍ ‍‌‍‍‌‌ ‌​‌ ‍‌​‍ ‍‌‍‍‌‌‍ ​‍​‍​‍ ​​‍​‍‌‍‍​‌ ​‍‌‍‌‌‌‍‌‍​‍​‍​ ‍‍​‍​‍‌‍‍​‌ ‌​‌ ‌​‌ ​​​ ‍‍​‍ ​‍ ‌‍ ​‌‍ ‌‍​ ‌‍​‌‌‍ ​‌‍‍​‌‍ ‌ ​ ‌ ‌​​ ‍‍​ ​ ​ ​ ​ ​ ​ ​ ​‍ ‌‍‍‌‌‍ ‍‌ ‌​‌‍‌‌‌‍ ‍‌ ‌​​‍ ‌‍‌‌‌‍‌​‌‍‍‌‌ ‌​​‍ ‌‍ ‌‌‍ ‌‍‌​‌‍‌‌​ ‌‌ ​​‌ ​‍‌‍‌‌‌ ​ ‌‍‌‌‌‍ ‍‌ ‌​‌‍​‌‌ ‌​‌‍‍‌‌‍ ‌‍ ‍​ ‍ ‌‍‍‌‌‍‌​​ ‌‌‍ ‍‌‍‍‍‌​‌ ‌‍ ‌ ‌‍‌​ ​‌‍​‌‌ ‍‌‌‍ ‌ ‌‌‌ ‌​​ ‍ ‌ ‌​‌ ‍‌‌ ​​‌‍‌‌​ ‌‌‍ ‍‌‍‍‍‌‍ ​‌‍​‌‌ ‍‌‌‍ ‌ ‌‌‌ ‌​​ ‍ ‌ ​​‌‍​‌‌ ‌​‌‍‍​​ ‌‌‍‍​‌‍‌‌‌‍​‌‌‍‌​‌‍‌‌‌ ​‍​‍ ‍‌ ​ ‌‍‌‌‌‍​‌‌ ​‍‌‍​ ‌‍‍​​‍ ‍‌‍​‍‌ ‌​‌‍ ‍​ ‌‍​‍‌‍​‌‌ ​ ‌‍‌‌‌‌‌‌‌ ​‍‌‍ ​​ ‌‌‍‍​‌ ‌​‌ ‌​‌ ​​​‍‌‌​ ​ ‌​​‌​‍‌‌​ ​‍‌​‌‍​‍‌‌​ ​‍‌​‌‍‌‍ ​‌‍ ‌‍​ ‌‍​‌‌‍ ​‌‍‍​‌‍ ‌ ​ ‌ ‌​​‍‌‌​ ​ ‌​​‌​ ​ ​ ​ ​ ​ ​ ​ ​‍‌‍‌‍‍‌‌‍‌​​ ‌‌‍ ‍‌‍‍‍‌​‌ ‌‍ ‌ ‌‍‌​ ​‌‍​‌‌ ‍‌‌‍ ‌ ‌‌‌ ‌​​‍‌‍‌ ‌​‌ ‍‌‌ ​​‌‍‌‌​ ‌‌‍ ‍‌‍‍‍‌‍ ​‌‍​‌‌ ‍‌‌‍ ‌ ‌‌‌ ‌​​‍‌‍‌ ​​‌‍​‌‌ ‌​‌‍‍​​ ‌‌‍‍​‌‍‌‌‌‍​‌‌‍‌​‌‍‌‌‌ ​‍​‍ ‍‌ ​ ‌‍‌‌‌‍​‌‌ ​‍‌‍​ ‌‍‍​​‍ ‍‌‍​‍‌ ‌​‌‍ ‍​‍‌‍‌ ​​‌‍‌‌‌ ​‍‌ ​ ‌ ​​‌‍‌‌‌‍​ ‌ ‌​‌‍‍‌‌ ‌‍‌‍‌‌​ ‌‌ ​​‌ ‌‌‌‍​‍‌‍ ​‌‍‍‌‌ ​ ‌‍‍​‌‍‌‌‌‍‌​​‍​‍‌ ‌
Get Started​​​​‌ ‍ ​‍​‍‌‍ ‌ ​‍‌‍‍‌‌‍‌ ‌‍‍‌‌‍ ‍​‍​‍​ ‍‍​‍​‍‌ ​ ‌‍​‌‌‍ ‍‌‍‍‌‌ ‌​‌ ‍‌​‍ ‍‌‍‍‌‌‍ ​‍​‍​‍ ​​‍​‍‌‍‍​‌ ​‍‌‍‌‌‌‍‌‍​‍​‍​ ‍‍​‍​‍‌‍‍​‌ ‌​‌ ‌​‌ ​​​ ‍‍​‍ ​‍ ‌‍ ​‌‍ ‌‍​ ‌‍​‌‌‍ ​‌‍‍​‌‍ ‌ ​ ‌ ‌​​ ‍‍​ ​ ​ ​ ​ ​ ​ ​ ​‍ ‌‍‍‌‌‍ ‍‌ ‌​‌‍‌‌‌‍ ‍‌ ‌​​‍ ‌‍‌‌‌‍‌​‌‍‍‌‌ ‌​​‍ ‌‍ ‌‌‍ ‌‍‌​‌‍‌‌​ ‌‌ ​​‌ ​‍‌‍‌‌‌ ​ ‌‍‌‌‌‍ ‍‌ ‌​‌‍​‌‌ ‌​‌‍‍‌‌‍ ‌‍ ‍​ ‍ ‌‍‍‌‌‍‌​​ ‌‌ ​ ‌‍‍‌‌ ‌​‌‍‌‌‌​‍​‌‍‌‌‌‍​‌‌‍‌​‌‍‌‌‌ ​‍​ ‍ ‌ ‌​‌ ‍‌‌ ​​‌‍‌‌​ ‌‌‍‍​‌‍‌‌‌‍​‌‌‍‌​‌‍‌‌‌ ​‍​ ‍ ‌ ​​‌‍​‌‌ ‌​‌‍‍​​ ‌‌‍‌ ‌‍‌‌‌ ‌​‌‌​ ‌ ‌​‌‍​‌‌ ​‍‌ ‌​‌‍‌‌‌‍‌​‌​ ‌‌‍‌‌‌‍ ‍‌ ‌‌​‍ ‍‌‍​‍‌ ‌​‌‍ ‍‌‌‌​‌‍‌‌‌ ‍​‌ ‌​​ ‌‍​‍‌‍​‌‌ ​ ‌‍‌‌‌‌‌‌‌ ​‍‌‍ ​​ ‌‌‍‍​‌ ‌​‌ ‌​‌ ​​​‍‌‌​ ​ ‌​​‌​‍‌‌​ ​‍‌​‌‍​‍‌‌​ ​‍‌​‌‍‌‍ ​‌‍ ‌‍​ ‌‍​‌‌‍ ​‌‍‍​‌‍ ‌ ​ ‌ ‌​​‍‌‌​ ​ ‌​​‌​ ​ ​ ​ ​ ​ ​ ​ ​‍‌‍‌‍‍‌‌‍‌​​ ‌‌ ​ ‌‍‍‌‌ ‌​‌‍‌‌‌​‍​‌‍‌‌‌‍​‌‌‍‌​‌‍‌‌‌ ​‍​‍‌‍‌ ‌​‌ ‍‌‌ ​​‌‍‌‌​ ‌‌‍‍​‌‍‌‌‌‍​‌‌‍‌​‌‍‌‌‌ ​‍​‍‌‍‌ ​​‌‍​‌‌ ‌​‌‍‍​​ ‌‌‍‌ ‌‍‌‌‌ ‌​‌‌​ ‌ ‌​‌‍​‌‌ ​‍‌ ‌​‌‍‌‌‌‍‌​‌​ ‌‌‍‌‌‌‍ ‍‌ ‌‌​‍ ‍‌‍​‍‌ ‌​‌‍ ‍‌‌‌​‌‍‌‌‌ ‍​‌ ‌​​‍‌‍‌ ​​‌‍‌‌‌ ​‍‌ ​ ‌ ​​‌‍‌‌‌‍​ ‌ ‌​‌‍‍‌‌ ‌‍‌‍‌‌​ ‌‌ ​​‌ ‌‌‌‍​‍‌‍ ​‌‍‍‌‌ ​ ‌‍‍​‌‍‌‌‌‍‌​​‍​‍‌ ‌
Programs​​​​‌ ‍ ​‍​‍‌‍ ‌ ​‍‌‍‍‌‌‍‌ ‌‍‍‌‌‍ ‍​‍​‍​ ‍‍​‍​‍‌ ​ ‌‍​‌‌‍ ‍‌‍‍‌‌ ‌​‌ ‍‌​‍ ‍‌‍‍‌‌‍ ​‍​‍​‍ ​​‍​‍‌‍‍​‌ ​‍‌‍‌‌‌‍‌‍​‍​‍​ ‍‍​‍​‍‌‍‍​‌ ‌​‌ ‌​‌ ​​​ ‍‍​‍ ​‍ ‌‍ ​‌‍ ‌‍​ ‌‍​‌‌‍ ​‌‍‍​‌‍ ‌ ​ ‌ ‌​​ ‍‍​ ​ ​ ​ ​ ​ ​ ​ ​‍ ‌‍‍‌‌‍ ‍‌ ‌​‌‍‌‌‌‍ ‍‌ ‌​​‍ ‌‍‌‌‌‍‌​‌‍‍‌‌ ‌​​‍ ‌‍ ‌‌‍ ‌‍‌​‌‍‌‌​ ‌‌ ​​‌ ​‍‌‍‌‌‌ ​ ‌‍‌‌‌‍ ‍‌ ‌​‌‍​‌‌ ‌​‌‍‍‌‌‍ ‌‍ ‍​ ‍ ‌‍‍‌‌‍‌​​ ‌‌ ​ ‌‍‍‌‌ ‌​‌‍‌‌‌​‍​‌‍‌‌‌‍​‌‌‍‌​‌‍‌‌‌ ​‍​ ‍ ‌ ‌​‌ ‍‌‌ ​​‌‍‌‌​ ‌‌‍‍​‌‍‌‌‌‍​‌‌‍‌​‌‍‌‌‌ ​‍​ ‍ ‌ ​​‌‍​‌‌ ‌​‌‍‍​​ ‌‌‍ ​‌‍‌‌‌‍‌‍‌ ‌​‌​ ‌‌‍‌‌‌‍ ‍‌ ‌‌‌ ​ ​‍‌‌​ ‌‌‌​​‍‌‌ ‌‍‍ ‌‍‌‌‌ ‍‌​‍‌‌​ ​ ‌​‌​​‍‌‌​ ​ ‌​‌​​‍‌‌​ ​‍​ ​‍​ ​ ‌‍‌​​ ‌​​ ​‌‌‍‌‌​ ‌​​ ​​​ ‌​‌‍‌‌‌‍‌​​ ​​​ ​​​‍‌‌​ ​‍​ ​‍​‍‌‌​ ‌‌‌​‌​​‍ ‍‌ ‌​‌‍‌‌‌ ‍​‌ ‌​​ ‌‍​‍‌‍​‌‌ ​ ‌‍‌‌‌‌‌‌‌ ​‍‌‍ ​​ ‌‌‍‍​‌ ‌​‌ ‌​‌ ​​​‍‌‌​ ​ ‌​​‌​‍‌‌​ ​‍‌​‌‍​‍‌‌​ ​‍‌​‌‍‌‍ ​‌‍ ‌‍​ ‌‍​‌‌‍ ​‌‍‍​‌‍ ‌ ​ ‌ ‌​​‍‌‌​ ​ ‌​​‌​ ​ ​ ​ ​ ​ ​ ​ ​‍‌‍‌‍‍‌‌‍‌​​ ‌‌ ​ ‌‍‍‌‌ ‌​‌‍‌‌‌​‍​‌‍‌‌‌‍​‌‌‍‌​‌‍‌‌‌ ​‍​‍‌‍‌ ‌​‌ ‍‌‌ ​​‌‍‌‌​ ‌‌‍‍​‌‍‌‌‌‍​‌‌‍‌​‌‍‌‌‌ ​‍​‍‌‍‌ ​​‌‍​‌‌ ‌​‌‍‍​​ ‌‌‍ ​‌‍‌‌‌‍‌‍‌ ‌​‌​ ‌‌‍‌‌‌‍ ‍‌ ‌‌‌ ​ ​‍‌‌​ ‌‌‌​​‍‌‌ ‌‍‍ ‌‍‌‌‌ ‍‌​‍‌‌​ ​ ‌​‌​​‍‌‌​ ​ ‌​‌​​‍‌‌​ ​‍​ ​‍​ ​ ‌‍‌​​ ‌​​ ​‌‌‍‌‌​ ‌​​ ​​​ ‌​‌‍‌‌‌‍‌​​ ​​​ ​​​‍‌‌​ ​‍​ ​‍​‍‌‌​ ‌‌‌​‌​​‍ ‍‌ ‌​‌‍‌‌‌ ‍​‌ ‌​​‍‌‍‌ ​​‌‍‌‌‌ ​‍‌ ​ ‌ ​​‌‍‌‌‌‍​ ‌ ‌​‌‍‍‌‌ ‌‍‌‍‌‌​ ‌‌ ​​‌ ‌‌‌‍​‍‌‍ ​‌‍‍‌‌ ​ ‌‍‍​‌‍‌‌‌‍‌​​‍​‍‌ ‌
Resources​​​​‌ ‍ ​‍​‍‌‍ ‌ ​‍‌‍‍‌‌‍‌ ‌‍‍‌‌‍ ‍​‍​‍​ ‍‍​‍​‍‌ ​ ‌‍​‌‌‍ ‍‌‍‍‌‌ ‌​‌ ‍‌​‍ ‍‌‍‍‌‌‍ ​‍​‍​‍ ​​‍​‍‌‍‍​‌ ​‍‌‍‌‌‌‍‌‍​‍​‍​ ‍‍​‍​‍‌‍‍​‌ ‌​‌ ‌​‌ ​​​ ‍‍​‍ ​‍ ‌‍ ​‌‍ ‌‍​ ‌‍​‌‌‍ ​‌‍‍​‌‍ ‌ ​ ‌ ‌​​ ‍‍​ ​ ​ ​ ​ ​ ​ ​ ​‍ ‌‍‍‌‌‍ ‍‌ ‌​‌‍‌‌‌‍ ‍‌ ‌​​‍ ‌‍‌‌‌‍‌​‌‍‍‌‌ ‌​​‍ ‌‍ ‌‌‍ ‌‍‌​‌‍‌‌​ ‌‌ ​​‌ ​‍‌‍‌‌‌ ​ ‌‍‌‌‌‍ ‍‌ ‌​‌‍​‌‌ ‌​‌‍‍‌‌‍ ‌‍ ‍​ ‍ ‌‍‍‌‌‍‌​​ ‌‌ ​ ‌‍‍‌‌ ‌​‌‍‌‌‌​‍​‌‍‌‌‌‍​‌‌‍‌​‌‍‌‌‌ ​‍​ ‍ ‌ ‌​‌ ‍‌‌ ​​‌‍‌‌​ ‌‌‍‍​‌‍‌‌‌‍​‌‌‍‌​‌‍‌‌‌ ​‍​ ‍ ‌ ​​‌‍​‌‌ ‌​‌‍‍​​ ‌‌‍ ​‌‍‌‌‌‍‌‍‌ ‌​‌​ ‌‌‍‌‌‌‍ ‍‌ ‌‌‌ ​ ​‍‌‌​ ‌‌‌​​‍‌‌ ‌‍‍ ‌‍‌‌‌ ‍‌​‍‌‌​ ​ ‌​‌​​‍‌‌​ ​ ‌​‌​​‍‌‌​ ​‍​ ​‍‌‍‌‍‌‍‌‍​ ‌​​ ‌‌‌‍‌‌​ ​ ‌‍‌‌‌‍​‌‌‍​ ​ ‍‌‌‍​ ​ ‍‌​‍‌‌​ ​‍​ ​‍​‍‌‌​ ‌‌‌​‌​​‍ ‍‌ ‌​‌‍‌‌‌ ‍​‌ ‌​​ ‌‍​‍‌‍​‌‌ ​ ‌‍‌‌‌‌‌‌‌ ​‍‌‍ ​​ ‌‌‍‍​‌ ‌​‌ ‌​‌ ​​​‍‌‌​ ​ ‌​​‌​‍‌‌​ ​‍‌​‌‍​‍‌‌​ ​‍‌​‌‍‌‍ ​‌‍ ‌‍​ ‌‍​‌‌‍ ​‌‍‍​‌‍ ‌ ​ ‌ ‌​​‍‌‌​ ​ ‌​​‌​ ​ ​ ​ ​ ​ ​ ​ ​‍‌‍‌‍‍‌‌‍‌​​ ‌‌ ​ ‌‍‍‌‌ ‌​‌‍‌‌‌​‍​‌‍‌‌‌‍​‌‌‍‌​‌‍‌‌‌ ​‍​‍‌‍‌ ‌​‌ ‍‌‌ ​​‌‍‌‌​ ‌‌‍‍​‌‍‌‌‌‍​‌‌‍‌​‌‍‌‌‌ ​‍​‍‌‍‌ ​​‌‍​‌‌ ‌​‌‍‍​​ ‌‌‍ ​‌‍‌‌‌‍‌‍‌ ‌​‌​ ‌‌‍‌‌‌‍ ‍‌ ‌‌‌ ​ ​‍‌‌​ ‌‌‌​​‍‌‌ ‌‍‍ ‌‍‌‌‌ ‍‌​‍‌‌​ ​ ‌​‌​​‍‌‌​ ​ ‌​‌​​‍‌‌​ ​‍​ ​‍‌‍‌‍‌‍‌‍​ ‌​​ ‌‌‌‍‌‌​ ​ ‌‍‌‌‌‍​‌‌‍​ ​ ‍‌‌‍​ ​ ‍‌​‍‌‌​ ​‍​ ​‍​‍‌‌​ ‌‌‌​‌​​‍ ‍‌ ‌​‌‍‌‌‌ ‍​‌ ‌​​‍‌‍‌ ​​‌‍‌‌‌ ​‍‌ ​ ‌ ​​‌‍‌‌‌‍​ ‌ ‌​‌‍‍‌‌ ‌‍‌‍‌‌​ ‌‌ ​​‌ ‌‌‌‍​‍‌‍ ​‌‍‍‌‌ ​ ‌‍‍​‌‍‌‌‌‍‌​​‍​‍‌ ‌
About​​​​‌ ‍ ​‍​‍‌‍ ‌ ​‍‌‍‍‌‌‍‌ ‌‍‍‌‌‍ ‍​‍​‍​ ‍‍​‍​‍‌ ​ ‌‍​‌‌‍ ‍‌‍‍‌‌ ‌​‌ ‍‌​‍ ‍‌‍‍‌‌‍ ​‍​‍​‍ ​​‍​‍‌‍‍​‌ ​‍‌‍‌‌‌‍‌‍​‍​‍​ ‍‍​‍​‍‌‍‍​‌ ‌​‌ ‌​‌ ​​​ ‍‍​‍ ​‍ ‌‍ ​‌‍ ‌‍​ ‌‍​‌‌‍ ​‌‍‍​‌‍ ‌ ​ ‌ ‌​​ ‍‍​ ​ ​ ​ ​ ​ ​ ​ ​‍ ‌‍‍‌‌‍ ‍‌ ‌​‌‍‌‌‌‍ ‍‌ ‌​​‍ ‌‍‌‌‌‍‌​‌‍‍‌‌ ‌​​‍ ‌‍ ‌‌‍ ‌‍‌​‌‍‌‌​ ‌‌ ​​‌ ​‍‌‍‌‌‌ ​ ‌‍‌‌‌‍ ‍‌ ‌​‌‍​‌‌ ‌​‌‍‍‌‌‍ ‌‍ ‍​ ‍ ‌‍‍‌‌‍‌​​ ‌‌ ​ ‌‍‍‌‌ ‌​‌‍‌‌‌​‍​‌‍‌‌‌‍​‌‌‍‌​‌‍‌‌‌ ​‍​ ‍ ‌ ‌​‌ ‍‌‌ ​​‌‍‌‌​ ‌‌‍‍​‌‍‌‌‌‍​‌‌‍‌​‌‍‌‌‌ ​‍​ ‍ ‌ ​​‌‍​‌‌ ‌​‌‍‍​​ ‌‌ ​‍‌‍‍‌‌‍‌ ‌‍‍​‌ ‌​‌​ ‌‌‍‌‌‌‍ ‍‌ ‌‌‌ ​ ​‍‌‌​ ‌‌‌​​‍‌‌ ‌‍‍ ‌‍‌‌‌ ‍‌​‍‌‌​ ​ ‌​‌​​‍‌‌​ ​ ‌​‌​​‍‌‌​ ​‍​ ​‍​ ​‌​ ‌​​ ​ ‌‍​ ​ ‌‍‌‍​ ​ ‌ ​ ‌ ‌‍​‌‌‍‌‍​ ‌‍‌‍‌​​‍‌‌​ ​‍​ ​‍​‍‌‌​ ‌‌‌​‌​​‍ ‍‌ ‌​‌‍‌‌‌ ‍​‌ ‌​​ ‌‍​‍‌‍​‌‌ ​ ‌‍‌‌‌‌‌‌‌ ​‍‌‍ ​​ ‌‌‍‍​‌ ‌​‌ ‌​‌ ​​​‍‌‌​ ​ ‌​​‌​‍‌‌​ ​‍‌​‌‍​‍‌‌​ ​‍‌​‌‍‌‍ ​‌‍ ‌‍​ ‌‍​‌‌‍ ​‌‍‍​‌‍ ‌ ​ ‌ ‌​​‍‌‌​ ​ ‌​​‌​ ​ ​ ​ ​ ​ ​ ​ ​‍‌‍‌‍‍‌‌‍‌​​ ‌‌ ​ ‌‍‍‌‌ ‌​‌‍‌‌‌​‍​‌‍‌‌‌‍​‌‌‍‌​‌‍‌‌‌ ​‍​‍‌‍‌ ‌​‌ ‍‌‌ ​​‌‍‌‌​ ‌‌‍‍​‌‍‌‌‌‍​‌‌‍‌​‌‍‌‌‌ ​‍​‍‌‍‌ ​​‌‍​‌‌ ‌​‌‍‍​​ ‌‌ ​‍‌‍‍‌‌‍‌ ‌‍‍​‌ ‌​‌​ ‌‌‍‌‌‌‍ ‍‌ ‌‌‌ ​ ​‍‌‌​ ‌‌‌​​‍‌‌ ‌‍‍ ‌‍‌‌‌ ‍‌​‍‌‌​ ​ ‌​‌​​‍‌‌​ ​ ‌​‌​​‍‌‌​ ​‍​ ​‍​ ​‌​ ‌​​ ​ ‌‍​ ​ ‌‍‌‍​ ​ ‌ ​ ‌ ‌‍​‌‌‍‌‍​ ‌‍‌‍‌​​‍‌‌​ ​‍​ ​‍​‍‌‌​ ‌‌‌​‌​​‍ ‍‌ ‌​‌‍‌‌‌ ‍​‌ ‌​​‍‌‍‌ ​​‌‍‌‌‌ ​‍‌ ​ ‌ ​​‌‍‌‌‌‍​ ‌ ‌​‌‍‍‌‌ ‌‍‌‍‌‌​ ‌‌ ​​‌ ‌‌‌‍​‍‌‍ ​‌‍‍‌‌ ​ ‌‍‍​‌‍‌‌‌‍‌​​‍​‍‌ ‌
Calendar​​​​‌ ‍ ​‍​‍‌‍ ‌ ​‍‌‍‍‌‌‍‌ ‌‍‍‌‌‍ ‍​‍​‍​ ‍‍​‍​‍‌ ​ ‌‍​‌‌‍ ‍‌‍‍‌‌ ‌​‌ ‍‌​‍ ‍‌‍‍‌‌‍ ​‍​‍​‍ ​​‍​‍‌‍‍​‌ ​‍‌‍‌‌‌‍‌‍​‍​‍​ ‍‍​‍​‍‌‍‍​‌ ‌​‌ ‌​‌ ​​​ ‍‍​‍ ​‍ ‌‍ ​‌‍ ‌‍​ ‌‍​‌‌‍ ​‌‍‍​‌‍ ‌ ​ ‌ ‌​​ ‍‍​ ​ ​ ​ ​ ​ ​ ​ ​‍ ‌‍‍‌‌‍ ‍‌ ‌​‌‍‌‌‌‍ ‍‌ ‌​​‍ ‌‍‌‌‌‍‌​‌‍‍‌‌ ‌​​‍ ‌‍ ‌‌‍ ‌‍‌​‌‍‌‌​ ‌‌ ​​‌ ​‍‌‍‌‌‌ ​ ‌‍‌‌‌‍ ‍‌ ‌​‌‍​‌‌ ‌​‌‍‍‌‌‍ ‌‍ ‍​ ‍ ‌‍‍‌‌‍‌​​ ‌‌ ​ ‌‍‍‌‌ ‌​‌‍‌‌‌​‍​‌‍‌‌‌‍​‌‌‍‌​‌‍‌‌‌ ​‍​ ‍ ‌ ‌​‌ ‍‌‌ ​​‌‍‌‌​ ‌‌‍‍​‌‍‌‌‌‍​‌‌‍‌​‌‍‌‌‌ ​‍​ ‍ ‌ ​​‌‍​‌‌ ‌​‌‍‍​​ ‌‌ ​‍‌‍‍‌‌‍‌ ‌‍‍​‌ ‌​‌​ ‌‌‍‌‌‌‍ ‍‌ ‌‌‌ ​ ​‍‌‌​ ‌‌‌​​‍‌‌ ‌‍‍ ‌‍‌‌‌ ‍‌​‍‌‌​ ​ ‌​‌​​‍‌‌​ ​ ‌​‌​​‍‌‌​ ​‍​ ​‍​ ‍​​ ​‌​ ​‍​ ‌ ​ ​​​ ​‍​ ​‍‌‍‌‍​ ‌​​ ‍​​ ​‍​ ​​​‍‌‌​ ​‍​ ​‍​‍‌‌​ ‌‌‌​‌​​‍ ‍‌ ‌​‌‍‌‌‌ ‍​‌ ‌​​ ‌‍​‍‌‍​‌‌ ​ ‌‍‌‌‌‌‌‌‌ ​‍‌‍ ​​ ‌‌‍‍​‌ ‌​‌ ‌​‌ ​​​‍‌‌​ ​ ‌​​‌​‍‌‌​ ​‍‌​‌‍​‍‌‌​ ​‍‌​‌‍‌‍ ​‌‍ ‌‍​ ‌‍​‌‌‍ ​‌‍‍​‌‍ ‌ ​ ‌ ‌​​‍‌‌​ ​ ‌​​‌​ ​ ​ ​ ​ ​ ​ ​ ​‍‌‍‌‍‍‌‌‍‌​​ ‌‌ ​ ‌‍‍‌‌ ‌​‌‍‌‌‌​‍​‌‍‌‌‌‍​‌‌‍‌​‌‍‌‌‌ ​‍​‍‌‍‌ ‌​‌ ‍‌‌ ​​‌‍‌‌​ ‌‌‍‍​‌‍‌‌‌‍​‌‌‍‌​‌‍‌‌‌ ​‍​‍‌‍‌ ​​‌‍​‌‌ ‌​‌‍‍​​ ‌‌ ​‍‌‍‍‌‌‍‌ ‌‍‍​‌ ‌​‌​ ‌‌‍‌‌‌‍ ‍‌ ‌‌‌ ​ ​‍‌‌​ ‌‌‌​​‍‌‌ ‌‍‍ ‌‍‌‌‌ ‍‌​‍‌‌​ ​ ‌​‌​​‍‌‌​ ​ ‌​‌​​‍‌‌​ ​‍​ ​‍​ ‍​​ ​‌​ ​‍​ ‌ ​ ​​​ ​‍​ ​‍‌‍‌‍​ ‌​​ ‍​​ ​‍​ ​​​‍‌‌​ ​‍​ ​‍​‍‌‌​ ‌‌‌​‌​​‍ ‍‌ ‌​‌‍‌‌‌ ‍​‌ ‌​​‍‌‍‌ ​​‌‍‌‌‌ ​‍‌ ​ ‌ ​​‌‍‌‌‌‍​ ‌ ‌​‌‍‍‌‌ ‌‍‌‍‌‌​ ‌‌ ​​‌ ‌‌‌‍​‍‌‍ ​‌‍‍‌‌ ​ ‌‍‍​‌‍‌‌‌‍‌​​‍​‍‌ ‌
Support​​​​‌ ‍ ​‍​‍‌‍ ‌ ​‍‌‍‍‌‌‍‌ ‌‍‍‌‌‍ ‍​‍​‍​ ‍‍​‍​‍‌ ​ ‌‍​‌‌‍ ‍‌‍‍‌‌ ‌​‌ ‍‌​‍ ‍‌‍‍‌‌‍ ​‍​‍​‍ ​​‍​‍‌‍‍​‌ ​‍‌‍‌‌‌‍‌‍​‍​‍​ ‍‍​‍​‍‌‍‍​‌ ‌​‌ ‌​‌ ​​​ ‍‍​‍ ​‍ ‌‍ ​‌‍ ‌‍​ ‌‍​‌‌‍ ​‌‍‍​‌‍ ‌ ​ ‌ ‌​​ ‍‍​ ​ ​ ​ ​ ​ ​ ​ ​‍ ‌‍‍‌‌‍ ‍‌ ‌​‌‍‌‌‌‍ ‍‌ ‌​​‍ ‌‍‌‌‌‍‌​‌‍‍‌‌ ‌​​‍ ‌‍ ‌‌‍ ‌‍‌​‌‍‌‌​ ‌‌ ​​‌ ​‍‌‍‌‌‌ ​ ‌‍‌‌‌‍ ‍‌ ‌​‌‍​‌‌ ‌​‌‍‍‌‌‍ ‌‍ ‍​ ‍ ‌‍‍‌‌‍‌​​ ‌‌ ​ ‌‍‍‌‌ ‌​‌‍‌‌‌​‍​‌‍‌‌‌‍​‌‌‍‌​‌‍‌‌‌ ​‍​ ‍ ‌ ‌​‌ ‍‌‌ ​​‌‍‌‌​ ‌‌‍‍​‌‍‌‌‌‍​‌‌‍‌​‌‍‌‌‌ ​‍​ ‍ ‌ ​​‌‍​‌‌ ‌​‌‍‍​​ ‌‌ ​‍‌‍‍‌‌‍‌ ‌‍‍​‌ ‌​‌​ ‌‌‍‌‌‌‍ ‍‌ ‌‌‌ ​ ​‍‌‌​ ‌‌‌​​‍‌‌ ‌‍‍ ‌‍‌‌‌ ‍‌​‍‌‌​ ​ ‌​‌​​‍‌‌​ ​ ‌​‌​​‍‌‌​ ​‍​ ​‍​ ‍​​ ​‍​ ‌ ‌‍‌‌​ ​‌‌‍​‍‌‍‌​​ ‍‌​ ‌​‌‍​ ​ ‌ ​ ‌ ​‍‌‌​ ​‍​ ​‍​‍‌‌​ ‌‌‌​‌​​‍ ‍‌ ‌​‌‍‌‌‌ ‍​‌ ‌​​ ‌‍​‍‌‍​‌‌ ​ ‌‍‌‌‌‌‌‌‌ ​‍‌‍ ​​ ‌‌‍‍​‌ ‌​‌ ‌​‌ ​​​‍‌‌​ ​ ‌​​‌​‍‌‌​ ​‍‌​‌‍​‍‌‌​ ​‍‌​‌‍‌‍ ​‌‍ ‌‍​ ‌‍​‌‌‍ ​‌‍‍​‌‍ ‌ ​ ‌ ‌​​‍‌‌​ ​ ‌​​‌​ ​ ​ ​ ​ ​ ​ ​ ​‍‌‍‌‍‍‌‌‍‌​​ ‌‌ ​ ‌‍‍‌‌ ‌​‌‍‌‌‌​‍​‌‍‌‌‌‍​‌‌‍‌​‌‍‌‌‌ ​‍​‍‌‍‌ ‌​‌ ‍‌‌ ​​‌‍‌‌​ ‌‌‍‍​‌‍‌‌‌‍​‌‌‍‌​‌‍‌‌‌ ​‍​‍‌‍‌ ​​‌‍​‌‌ ‌​‌‍‍​​ ‌‌ ​‍‌‍‍‌‌‍‌ ‌‍‍​‌ ‌​‌​ ‌‌‍‌‌‌‍ ‍‌ ‌‌‌ ​ ​‍‌‌​ ‌‌‌​​‍‌‌ ‌‍‍ ‌‍‌‌‌ ‍‌​‍‌‌​ ​ ‌​‌​​‍‌‌​ ​ ‌​‌​​‍‌‌​ ​‍​ ​‍​ ‍​​ ​‍​ ‌ ‌‍‌‌​ ​‌‌‍​‍‌‍‌​​ ‍‌​ ‌​‌‍​ ​ ‌ ​ ‌ ​‍‌‌​ ​‍​ ​‍​‍‌‌​ ‌‌‌​‌​​‍ ‍‌ ‌​‌‍‌‌‌ ‍​‌ ‌​​‍‌‍‌ ​​‌‍‌‌‌ ​‍‌ ​ ‌ ​​‌‍‌‌‌‍​ ‌ ‌​‌‍‍‌‌ ‌‍‌‍‌‌​ ‌‌ ​​‌ ‌‌‌‍​‍‌‍ ​‌‍‍‌‌ ​ ‌‍‍​‌‍‌‌‌‍‌​​‍​‍‌ ‌
Open search modal
Open menu
Support
Solar Market FAQs
1. Does the Clean Energy Program still offer rebates for solar
projects?​​​​‌ ‍ ​‍​‍‌‍ ‌ ​‍‌‍‍‌‌‍‌ ‌‍‍‌‌‍ ‍​‍​‍​ ‍‍​‍​‍‌ ​ ‌‍​‌‌‍ ‍‌‍‍‌‌ ‌​‌ ‍‌​‍ ‍‌‍‍‌‌‍ ​‍​‍​‍ ​​‍​‍‌‍‍​‌ ​‍‌‍‌‌‌‍‌‍​‍​‍​ ‍‍​‍​‍‌‍‍​‌ ‌​‌ ‌​‌ ​​​ ‍‍​‍ ​‍ ‌‍ ​‌‍ ‌‍​ ‌‍​‌‌‍ ​‌‍‍​‌‍ ‌ ​ ‌ ‌​​ ‍‍​ ​ ​ ​ ​ ​ ​ ​ ​‍ ‌‍‍‌‌‍ ‍‌ ‌​‌‍‌‌‌‍ ‍‌ ‌​​‍ ‌‍‌‌‌‍‌​‌‍‍‌‌ ‌​​‍ ‌‍ ‌‌‍ ‌‍‌​‌‍‌‌​ ‌‌ ​​‌ ​‍‌‍‌‌‌ ​ ‌‍‌‌‌‍ ‍‌ ‌​‌‍​‌‌ ‌​‌‍‍‌‌‍ ‌‍ ‍​ ‍ ‌‍‍‌‌‍‌​​ ‌​ ​​‌‍‌‍‌‍‌‌​ ​​​ ‌‌​ ​‌‌‍‌‍‌‍‌‌​‍ ‌​ ‌​​ ​‌​ ‍​‌‍‌​​‍ ‌​ ‌​‌‍‌​​ ‌‍​ ‍‌​‍ ‌‌‍​‌​ ​ ​ ‌​‌‍​ ​‍ ‌‌‍‌‌‌‍‌‍​ ‌‍​ ‌​​ ‍​‌‍​ ‌‍‌​​ ‌​​ ​‍​ ​‌‌‍​ ​ ‌‌​ ‍ ‌ ‌​‌ ‍‌‌ ​​‌‍‌‌​ ‌‌‍‍​‌‍‌‌‌‍ ​‌ ​​‌‌‌​‌‍ ‌ ​​‌‍‍‌‌‍​ ​ ‍ ‌ ​​‌‍​‌‌ ‌​‌‍‍​​ ‌‌‍​ ‌‍ ‌‍ ‍‌ ‌​‌‍‌‌‌‍ ‍‌ ‌​​‍‌‌​ ‌‌‌​​‍‌‌ ‌‍‍ ‌‍‌‌‌ ‍‌​‍‌‌​ ​ ‌​‌​​‍‌‌​ ​ ‌​‌​​‍‌‌​ ​‍​ ​‍‌‍​ ​ ​‌‌‍‌​​ ‍​​ ​ ​ ‌​​ ​‍‌‍‌‌‌‍​ ​ ​​​ ​ ‌‍‌​​‍‌‌​ ​‍​ ​‍​‍‌‌​ ‌‌‌​‌​​‍ ‍‌‍​ ‌‍‍​‌‍‍‌‌‍ ​‌‍‌​‌ ​‍‌‍‌‌‌‍ ‍​‍‌‌​ ‌‌‌​​‍‌‌ ‌‍‍ ‌‍‌‌‌ ‍‌​‍‌‌​ ​ ‌​‌​​‍‌‌​ ​ ‌​‌​​‍‌‌​ ​‍​ ​‍‌‍​‍‌‍‌‌‌‍​ ​ ‍​‌‍​ ‌‍‌​​ ​‍​ ​‍‌‍‌‌​ ​‍‌‍‌​​ ‍​​‍‌‌​ ​‍​ ​‍​‍‌‌​ ‌‌‌​‌​​‍ ‍‌ ‌​‌‍‌‌‌ ‍​‌ ‌​​ ‌‍​‍‌‍​‌‌ ​ ‌‍‌‌‌‌‌‌‌ ​‍‌‍ ​​ ‌‌‍‍​‌ ‌​‌ ‌​‌ ​​​‍‌‌​ ​ ‌​​‌​‍‌‌​ ​‍‌​‌‍​‍‌‌​ ​‍‌​‌‍‌‍ ​‌‍ ‌‍​ ‌‍​‌‌‍ ​‌‍‍​‌‍ ‌ ​ ‌ ‌​​‍‌‌​ ​ ‌​​‌​ ​ ​ ​ ​ ​ ​ ​ ​‍‌‍‌‍‍‌‌‍‌​​ ‌​ ​​‌‍‌‍‌‍‌‌​ ​​​ ‌‌​ ​‌‌‍‌‍‌‍‌‌​‍ ‌​ ‌​​ ​‌​ ‍​‌‍‌​​‍ ‌​ ‌​‌‍‌​​ ‌‍​ ‍‌​‍ ‌‌‍​‌​ ​ ​ ‌​‌‍​ ​‍ ‌‌‍‌‌‌‍‌‍​ ‌‍​ ‌​​ ‍​‌‍​ ‌‍‌​​ ‌​​ ​‍​ ​‌‌‍​ ​ ‌‌​‍‌‍‌ ‌​‌ ‍‌‌ ​​‌‍‌‌​ ‌‌‍‍​‌‍‌‌‌‍ ​‌ ​​‌‌‌​‌‍ ‌ ​​‌‍‍‌‌‍​ ​‍‌‍‌ ​​‌‍​‌‌ ‌​‌‍‍​​ ‌‌‍​ ‌‍ ‌‍ ‍‌ ‌​‌‍‌‌‌‍ ‍‌ ‌​​‍‌‌​ ‌‌‌​​‍‌‌ ‌‍‍ ‌‍‌‌‌ ‍‌​‍‌‌​ ​ ‌​‌​​‍‌‌​ ​ ‌​‌​​‍‌‌​ ​‍​ ​‍‌‍​ ​ ​‌‌‍‌​​ ‍​​ ​ ​ ‌​​ ​‍‌‍‌‌‌‍​ ​ ​​​ ​ ‌‍‌​​‍‌‌​ ​‍​ ​‍​‍‌‌​ ‌‌‌​‌​​‍ ‍‌‍​ ‌‍‍​‌‍‍‌‌‍ ​‌‍‌​‌ ​‍‌‍‌‌‌‍ ‍​‍‌‌​ ‌‌‌​​‍‌‌ ‌‍‍ ‌‍‌‌‌ ‍‌​‍‌‌​ ​ ‌​‌​​‍‌‌​ ​ ‌​‌​​‍‌‌​ ​‍​ ​‍‌‍​‍‌‍‌‌‌‍​ ​ ‍​‌‍​ ‌‍‌​​ ​‍​ ​‍‌‍‌‌​ ​‍‌‍‌​​ ‍​​‍‌‌​ ​‍​ ​‍​‍‌‌​ ‌‌‌​‌​​‍ ‍‌ ‌​‌‍‌‌‌ ‍​‌ ‌​​‍‌‍‌ ​​‌‍‌‌‌ ​‍‌ ​ ‌ ​​‌‍‌‌‌‍​ ‌ ‌​‌‍‍‌‌ ‌‍‌‍‌‌​ ‌‌ ​​‌ ‌‌‌‍​‍‌‍ ​‌‍‍‌‌ ​ ‌‍‍​‌‍‌‌‌‍‌​​‍​‍‌ ‌
We no longer provide upfront rebates for solar systems; incentives
are now provided thorugh Solar Renewable Energy Certificates